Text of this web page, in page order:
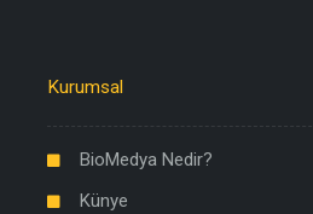
Kurumsal
BioMedya Nedir?
Künye